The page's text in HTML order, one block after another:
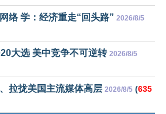
络 学：经济重走“回头路” 2026/8/5
大选 美中竞争不可逆转 2026/8/5
拉拢美国主流媒体高层 2026/8/5 (635